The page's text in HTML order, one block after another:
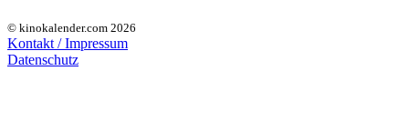
© kinokalender.com 2026
Kontakt / Impressum
Datenschutz